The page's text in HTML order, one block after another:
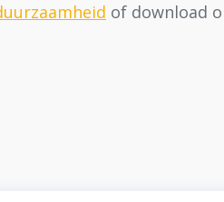
of download